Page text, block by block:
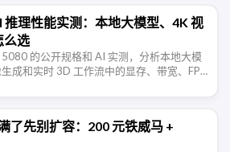
推理性能实测：本地大模型、4K 视
么选
的公开规格和 AI 实测，分析本地大模
成和实时 3D 工作流中的显存、带宽、FP4
了先别扩容：200 元铁威马 +